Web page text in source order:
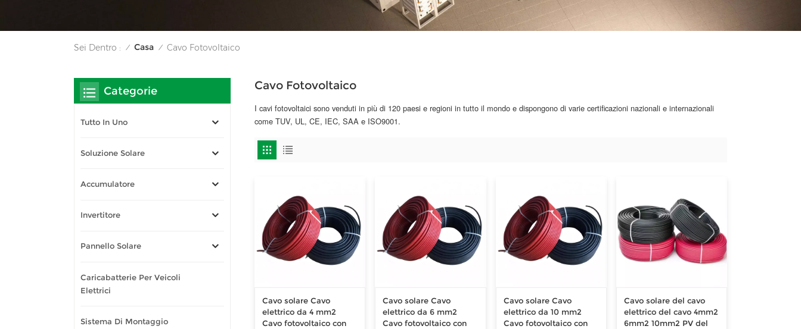
Sei Dentro : / Casa / Cavo Fotovoltaico
Cavo Fotovoltaico
I cavi fotovoltaici sono venduti in più di 120 paesi e regioni in tutto il mondo e dispongono di varie certificazioni nazionali e internazionali
come TUV, UL, CE, IEC, SAA e ISO9001.
Cavo solare Cavo
elettrico da 4 mm2
Cavo fotovoltaico con
Cavo solare Cavo
elettrico da 6 mm2
Cavo fotovoltaico con
Cavo solare Cavo
elettrico da 10 mm2
Cavo fotovoltaico con
Cavo solare del cavo
elettrico del cavo 4mm2
6mm2 10mm2 PV del
Categorie
Tutto In Uno
Soluzione Solare
Accumulatore
Invertitore
Pannello Solare
Caricabatterie Per Veicoli
Elettrici
Sistema Di Montaggio